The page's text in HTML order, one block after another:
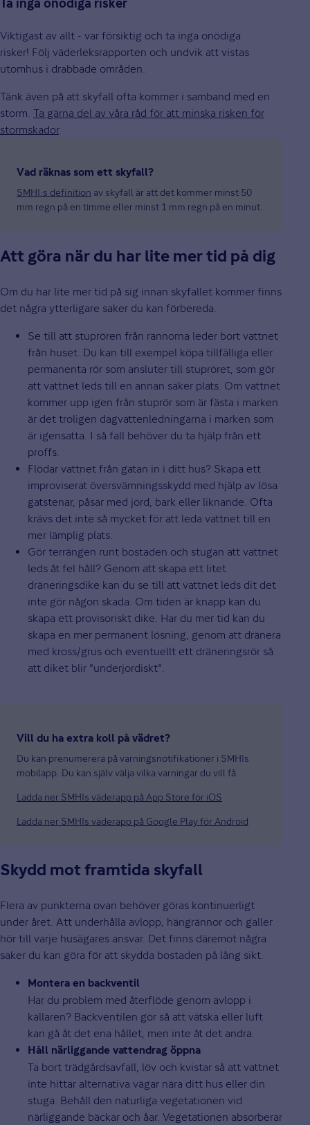
Ta inga onödiga risker
Viktigast av allt - var försiktig och ta inga onödiga
risker! Följ väderleksrapporten och undvik att vistas
utomhus i drabbade områden.
Tänk även på att skyfall ofta kommer i samband med en
storm. Ta gärna del av våra råd för att minska risken för
stormskador.
Vad räknas som ett skyfall?
SMHI:s definition av skyfall är att det kommer minst 50
mm regn på en timme eller minst 1 mm regn på en minut.
Att göra när du har lite mer tid på dig
Om du har lite mer tid på sig innan skyfallet kommer finns
det några ytterligare saker du kan förbereda.
Se till att stuprören från rännorna leder bort vattnet
från huset. Du kan till exempel köpa tillfälliga eller
permanenta rör som ansluter till stupröret, som gör
att vattnet leds till en annan säker plats. Om vattnet
kommer upp igen från stuprör som är fästa i marken
är det troligen dagvattenledningarna i marken som
är igensatta. I så fall behöver du ta hjälp från ett
proffs.
Flödar vattnet från gatan in i ditt hus? Skapa ett
improviserat översvämningsskydd med hjälp av lösa
gatstenar, påsar med jord, bark eller liknande. Ofta
krävs det inte så mycket för att leda vattnet till en
mer lämplig plats.
Gör terrängen runt bostaden och stugan att vattnet
leds åt fel håll? Genom att skapa ett litet
dräneringsdike kan du se till att vattnet leds dit det
inte gör någon skada. Om tiden är knapp kan du
skapa ett provisoriskt dike. Har du mer tid kan du
skapa en mer permanent lösning, genom att dränera
med kross/grus och eventuellt ett dräneringsrör så
att diket blir "underjordiskt".
Vill du ha extra koll på vädret?
Du kan prenumerera på varningsnotifikationer i SMHIs
mobilapp. Du kan själv välja vilka varningar du vill få.
Ladda ner SMHIs väderapp på App Store för iOS
Ladda ner SMHIs väderapp på Google Play för Android
Skydd mot framtida skyfall
Flera av punkterna ovan behöver göras kontinuerligt
under året. Att underhålla avlopp, hängrännor och galler
hör till varje husägares ansvar. Det finns däremot några
saker du kan göra för att skydda bostaden på lång sikt.
Montera en backventil
Har du problem med återflöde genom avlopp i
källaren? Backventilen gör så att vätska eller luft
kan gå åt det ena hållet, men inte åt det andra.
Håll närliggande vattendrag öppna
Ta bort trädgårdsavfall, löv och kvistar så att vattnet
inte hittar alternativa vägar nära ditt hus eller din
stuga. Behåll den naturliga vegetationen vid
närliggande bäckar och åar. Vegetationen absorberar